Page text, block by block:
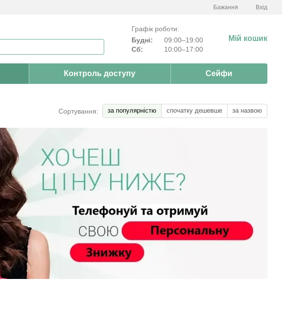
Бажання Вхід
Графік роботи:
Будні:
09:00–19:00
Сб:
10:00–17:00
Мій кошик
Контроль доступу Сейфи
Сортування: за популярністю спочатку дешевше за назвою